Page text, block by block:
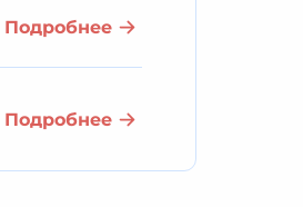
Подробнее
Подробнее